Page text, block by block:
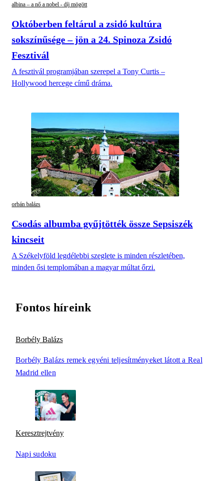
albina – a nő a nobel - díj mögött
Októberben feltárul a zsidó kultúra
sokszínűsége – jön a 24. Spinoza Zsidó
Fesztivál
A fesztivál programjában szerepel a Tony Curtis –
Hollywood hercege című dráma.
orbán balázs
Csodás albumba gyűjtötték össze Sepsiszék
kincseit
A Székelyföld legdélebbi szeglete is minden részletében,
minden ősi templomában a magyar múltat őrzi.
Fontos híreink
Borbély Balázs
Borbély Balázs remek egyéni teljesítményeket látott a Real
Madrid ellen
Keresztrejtvény
Napi sudoku